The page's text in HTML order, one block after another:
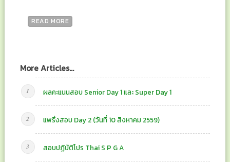
READ MORE
More Articles...
ผลคะแนนสอบ Senior Day 1 และ Super Day 1
แพริ่งสอบ Day 2 (วันที่ 10 สิงหาคม 2559)
สอบปฏิบัติโปร Thai S P G A